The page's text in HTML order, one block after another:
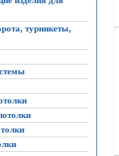
турникеты,